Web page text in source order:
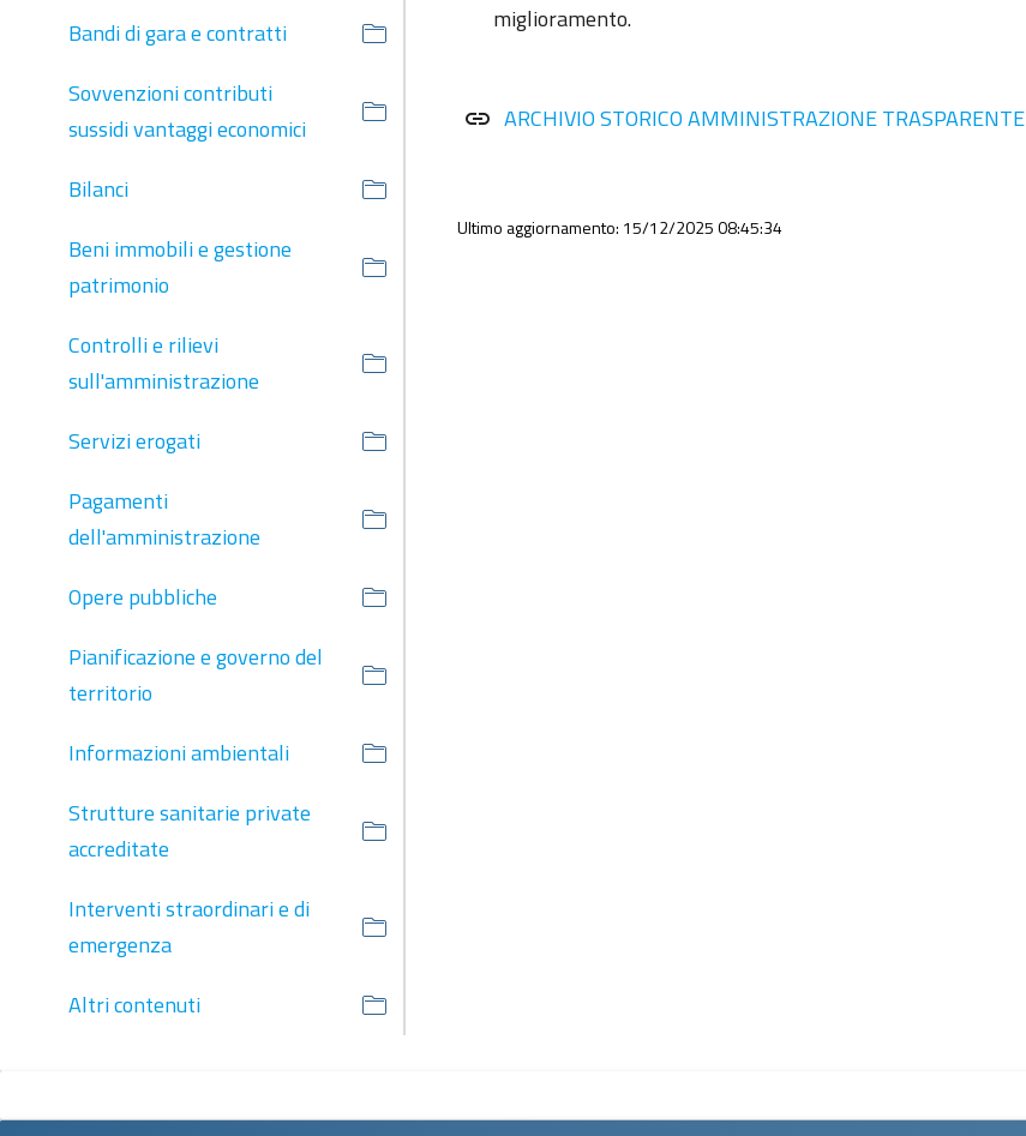
Bandi di gara e contratti
Sovvenzioni contributi
sussidi vantaggi economici
Bilanci
Beni immobili e gestione
patrimonio
Controlli e rilievi
sull'amministrazione
Servizi erogati
Pagamenti
dell'amministrazione
Opere pubbliche
Pianificazione e governo del
territorio
Informazioni ambientali
Strutture sanitarie private
accreditate
Interventi straordinari e di
emergenza
Altri contenuti
miglioramento.
link ARCHIVIO STORICO AMMINISTRAZIONE TRASPARENTE
Ultimo aggiornamento: 15/12/2025 08:45:34